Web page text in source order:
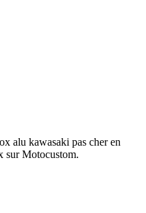
alu kawasaki pas cher en
sur Motocustom.